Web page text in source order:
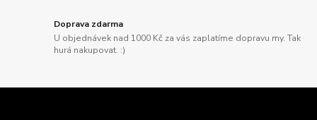
Doprava zdarma
U objednávek nad 1000 Kč za vás zaplatíme dopravu my. Tak
hurá nakupovat. :)